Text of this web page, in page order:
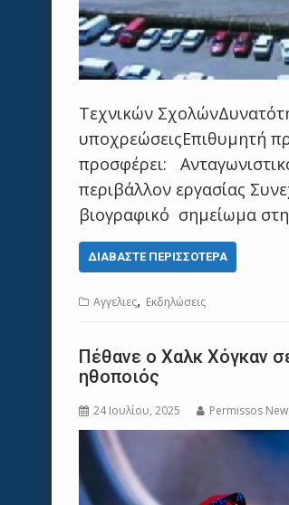
Τεχνικών
υποχρεώσειςΕπιθυμητή
προσφέρει:
περιβάλλον εργασίας
βιογραφικό σημείωμα
ΔΙΑΒΆΣΤΕ ΠΕΡΙΣΣΌΤΕΡΑ
Αγγελιες, Εκδηλώσεις
Πέθανε ο Χαλκ Χόγκαν
ηθοποιός
24 Ιουλίου, 2025 Permissos